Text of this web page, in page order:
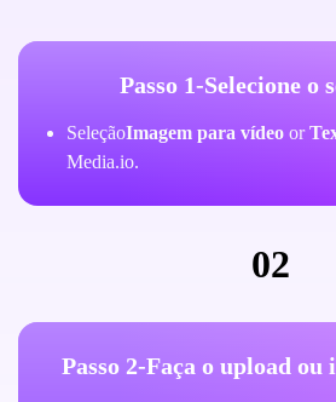
Passo 1-Selecione o
SeleçãoImagem para vídeo or
Media.io.
02
Passo 2-Faça o upload ou